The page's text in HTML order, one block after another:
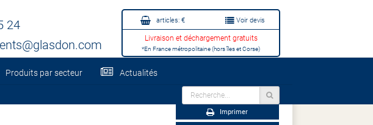
articles: € Voir devis
Livraison et déchargement gratuits
*En France métropolitaine (hors îles et Corse)
24
Produits par secteur Actualités
Imprimer